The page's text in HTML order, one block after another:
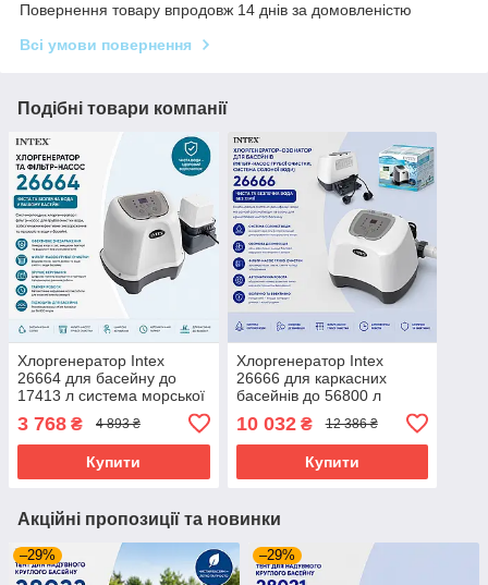
Повернення товару впродовж 14 днів за домовленістю
Всі умови повернення
Подібні товари компанії
Хлоргенератор Intex
26664 для басейну до
17413 л система морської
3 768 ₴ 4 893 ₴
Купити
Хлоргенератор Intex
26666 для каркасних
басейнів до 56800 л
система солоної води 11 г/
год
10 032₴ 12 386 ₴
Купити
Акційні пропозиції та новинки
–29% –29%